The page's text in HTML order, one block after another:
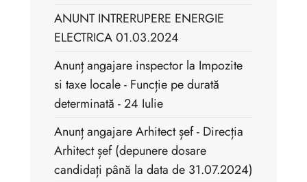
ANUNT INTRERUPERE ENERGIE
ELECTRICA 01.03.2024
Anunț angajare inspector la Impozite
si taxe locale - Funcție pe durată
determinată - 24 Iulie
Anunț angajare Arhitect șef - Direcția
Arhitect șef (depunere dosare
candidați până la data de 31.07.2024)